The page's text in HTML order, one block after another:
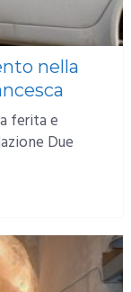
nella
ferita e
Due